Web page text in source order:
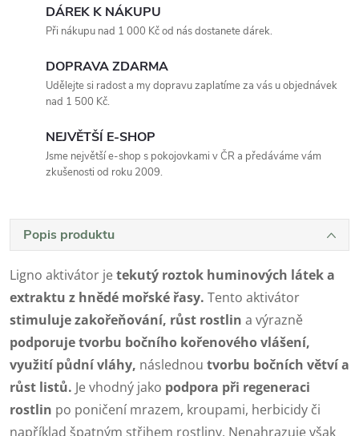
DÁREK K NÁKUPU
Při nákupu nad 1 000 Kč od nás dostanete dárek.
DOPRAVA ZDARMA
Udělejte si radost a my dopravu zaplatíme za vás u objednávek
nad 1 500 Kč.
NEJVĚTŠÍ E-SHOP
Jsme největší e-shop s pokojovkami v ČR a předáváme vám
zkušenosti od roku 2009.
Popis produktu
Ligno aktivátor jetekutý roztok huminových látek a
extraktu z hnědé mořské řasy. Tento aktivátor
stimuluje zakořeňování, růst rostlin a výrazně
podporuje tvorbu bočního kořenového vlášení,
využití půdní vláhy, následnou tvorbu bočních větví a
růst listů. Je vhodný jako podpora při regeneraci
rostlin po poničení mrazem, kroupami, herbicidy či
například špatným střihem rostliny. Nenahrazuje však